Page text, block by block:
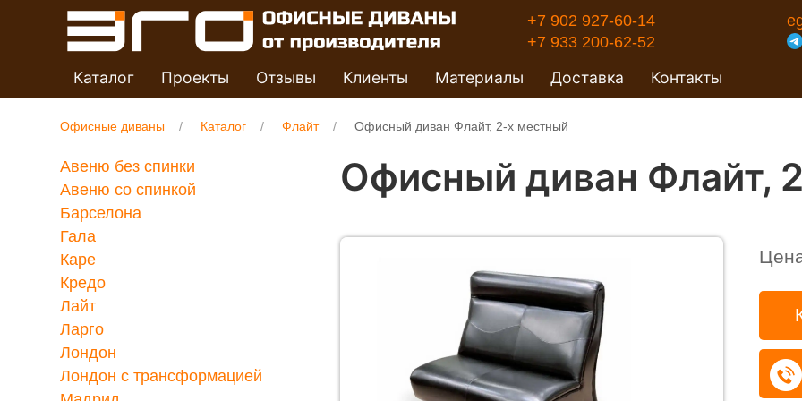
+7 902 927-60-14
+7 933 200-62-52
Каталог Проекты Отзывы Клиенты Материалы Доставка Контакты
Офисные диваны Каталог Флайт Офисный диван Флайт, 2-х местный
Авеню без спинки
Авеню со спинкой
Барселона
Гала
Каре
Кредо
Лайт
Ларго
Лондон
Лондон с трансформацией
Офисный диван Флайт,